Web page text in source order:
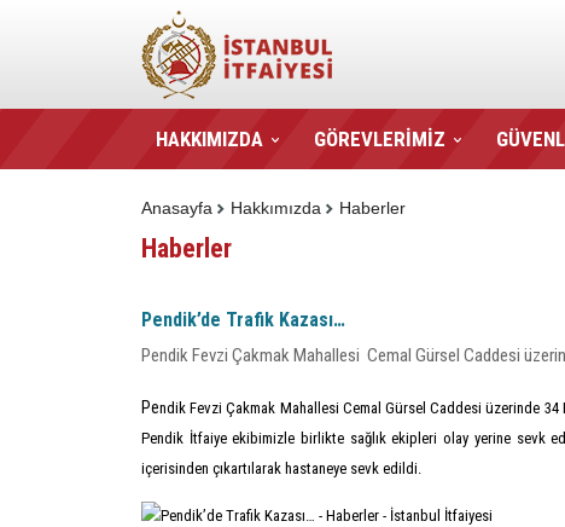
HAKKIMIZDA GÖREVLERİMİZ
Haberler
Hakkımızda
Anasayfa
Haberler
Pendik’de Trafik Kazası…
Pendik Fevzi Çakmak Mahallesi Cemal Gürsel Caddesi
Pendik Fevzi Çakmak Mahallesi Cemal Gürsel Caddesi üzerinde 34
Pendik İtfaiye ekibimizle birlikte sağlık ekipleri olay yerine sevk
içerisinden çıkartılarak hastaneye sevk edildi.